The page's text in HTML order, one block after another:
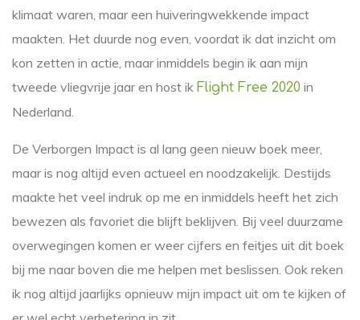
klimaat waren, maar een huiveringwekkende impact
maakten. Het duurde nog even, voordat ik dat inzicht om
kon zetten in actie, maar inmiddels begin ik aan mijn
tweede vliegvrije jaar en host ik Flight Free 2020 in
Nederland.
De Verborgen Impact is al lang geen nieuw boek meer,
maar is nog altijd even actueel en noodzakelijk. Destijds
maakte het veel indruk op me en inmiddels heeft het zich
bewezen als favoriet die blijft beklijven. Bij veel duurzame
overwegingen komen er weer cijfers en feitjes uit dit boek
bij me naar boven die me helpen met beslissen. Ook reken
ik nog altijd jaarlijks opnieuw mijn impact uit om te kijken of